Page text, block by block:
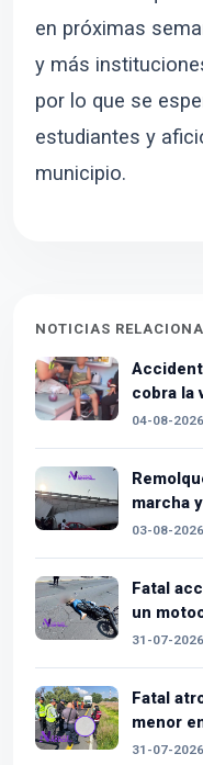
en próximas
y más
por lo que se
estudiantes y
municipio.
NOTICIAS
cobra la
04-08-2026
marcha
03-08-2026
Fatal
un
31-07-2026
Fatal
menor
31-07-2026